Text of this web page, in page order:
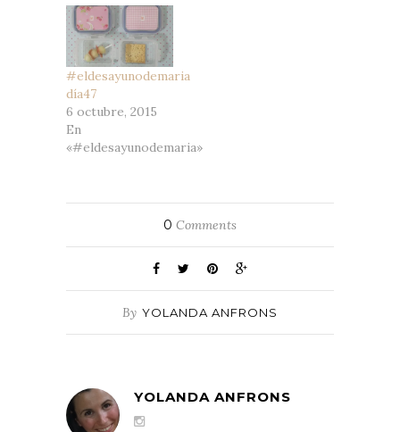
#eldesayunodemaria
día47
6 octubre, 2015
En
«#eldesayunodemaria»
0 Comments
By YOLANDA ANFRONS
YOLANDA ANFRONS